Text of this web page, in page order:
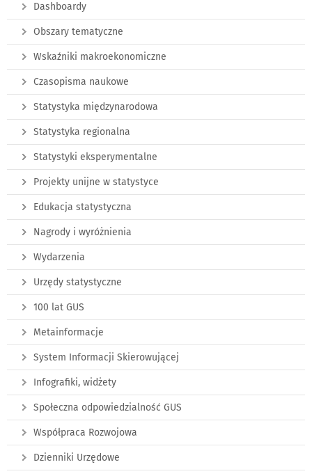
Dashboardy
Obszary tematyczne
Wskaźniki makroekonomiczne
Czasopisma naukowe
Statystyka międzynarodowa
Statystyka regionalna
Statystyki eksperymentalne
Projekty unijne w statystyce
Edukacja statystyczna
Nagrody i wyróżnienia
Wydarzenia
Urzędy statystyczne
100 lat GUS
Metainformacje
System Informacji Skierowującej
Infografiki, widżety
Społeczna odpowiedzialność GUS
Współpraca Rozwojowa
Dzienniki Urzędowe